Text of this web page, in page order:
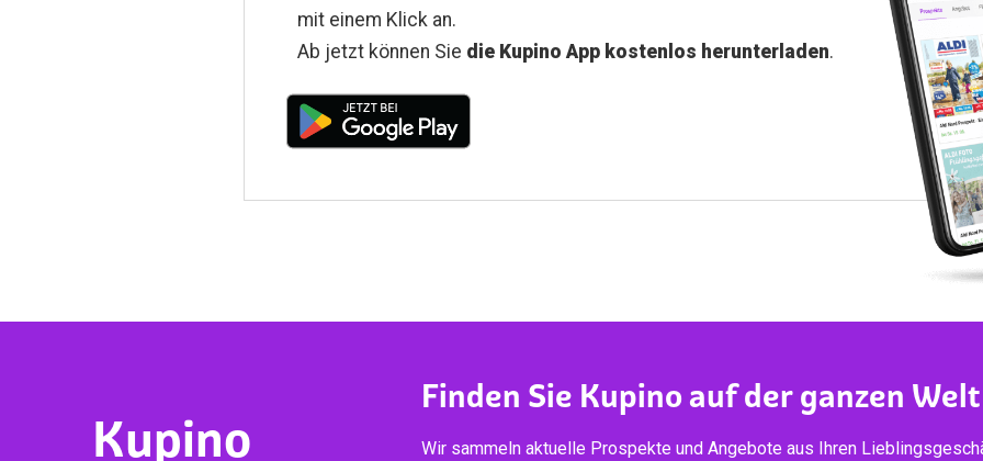
mit einem Klick an.
Ab jetzt können Sie die Kupino App kostenlos herunterladen.
Kupino
Finden Sie Kupino auf der ganzen Welt
Wir sammeln aktuelle Prospekte und Angebote aus Ihren